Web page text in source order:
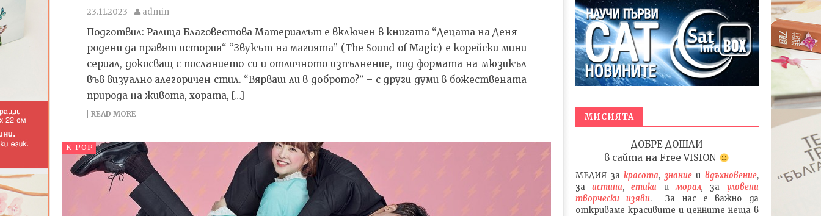
23.11.2023 admin
Подготвил: Ралица Благовестова Материалът е включен в книгата “Децата на Деня –
родени да правят история“ “Звукът на магията” (The Sound of Magic) е корейски мини
сериал, докосващ с посланието си и отличното изпълнение, под формата на мюзикъл
във визуално алегоричен стил. “Вярваш ли в доброто?” – с други думи в божествената
природа на живота, хората, […]
READ MORE
K-POP
МИСИЯТА
ДОБРЕ ДОШЛИ
в сайта наFree VISION
МЕДИЯзакрасота, знаниеи вдъхновение,
за истина,етика иморал, за уловени
творчески изяви. За нас е важно да
откриваме красивите и ценните неща в